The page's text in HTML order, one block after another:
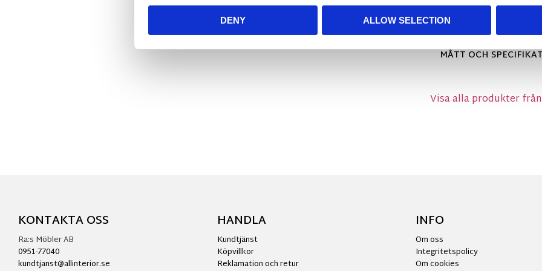
DENY ALLOW SELECTIONmed multiband som
MÅTT OCH
Visa alla produkter
KONTAKTA OSS
Ra:s Möbler AB
0951-77040
kundtjanst@allinterior.se
HANDLA
Kundtjänst
Köpvillkor
Reklamation och retur
INFO
Om oss
Integritetspolicy
Om cookies